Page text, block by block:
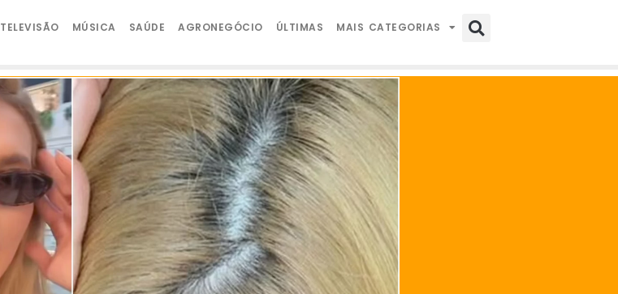
TELEVISÃO MÚSICA SAÚDE AGRONEGÓCIO ÚLTIMAS MAIS CATEGORIAS